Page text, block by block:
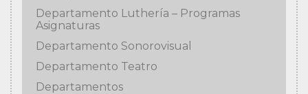
Departamento Luthería – Programas
Asignaturas
Departamento Sonorovisual
Departamento Teatro
Departamentos